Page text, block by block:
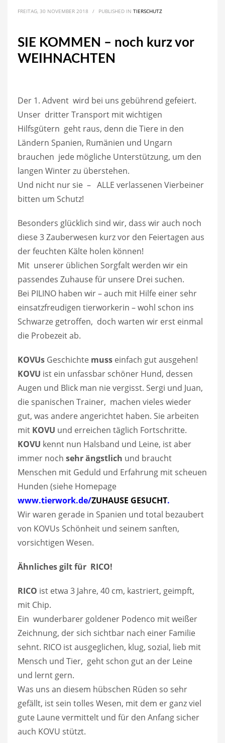
FREITAG, 30 NOVEMBER 2018 / PUBLISHED IN TIERSCHUTZ
SIE KOMMEN – noch kurz vor
WEIHNACHTEN
Der 1. Advent wird bei uns gebührend gefeiert.
Unser dritter Transport mit wichtigen
Hilfsgütern geht raus, denn die Tiere in den
Ländern Spanien, Rumänien und Ungarn
brauchen jede mögliche Unterstützung, um den
langen Winter zu überstehen.
Und nicht nur sie – ALLE verlassenen Vierbeiner
bitten um Schutz!
Besonders glücklich sind wir, dass wir auch noch
diese 3 Zauberwesen kurz vor den Feiertagen aus
der feuchten Kälte holen können!
Mit unserer üblichen Sorgfalt werden wir ein
passendes Zuhause für unsere Drei suchen.
Bei PILINO haben wir – auch mit Hilfe einer sehr
einsatzfreudigen tierworkerin – wohl schon ins
Schwarze getroffen, doch warten wir erst einmal
die Probezeit ab.
KOVUs Geschichte muss einfach gut ausgehen!
KOVU ist ein unfassbar schöner Hund, dessen
Augen und Blick man nie vergisst. Sergi und Juan,
die spanischen Trainer, machen vieles wieder
gut, was andere angerichtet haben. Sie arbeiten
mit KOVU und erreichen täglich Fortschritte.
KOVU kennt nun Halsband und Leine, ist aber
immer noch sehr ängstlich und braucht
Menschen mit Geduld und Erfahrung mit scheuen
Hunden (siehe Homepage
www.tierwork.de/ZUHAUSE GESUCHT.
Wir waren gerade in Spanien und total bezaubert
von KOVUs Schönheit und seinem sanften,
vorsichtigen Wesen.
Ähnliches gilt für RICO!
RICO ist etwa 3 Jahre, 40 cm, kastriert, geimpft,
mit Chip.
Ein wunderbarer goldener Podenco mit weißer
Zeichnung, der sich sichtbar nach einer Familie
sehnt. RICO ist ausgeglichen, klug, sozial, lieb mit
Mensch und Tier, geht schon gut an der Leine
und lernt gern.
Was uns an diesem hübschen Rüden so sehr
gefällt, ist sein tolles Wesen, mit dem er ganz viel
gute Laune vermittelt und für den Anfang sicher
auch KOVU stützt.